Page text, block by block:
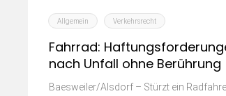
Allgemein Verkehrsrecht
Fahrrad:
nach Unfall ohne Berührung
Baesweiler/Alsdorf – Stürzt ein